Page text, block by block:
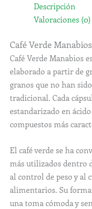
Descripción
Valoraciones (0)
Café Verde
Café Verde Manabios
elaborado a partir de
granos que no han
tradicional. Cada
estandarizado en
compuestos más
El café verde se ha
más utilizados dentro
al control de peso y al
alimentarios. Su
una toma cómoda y